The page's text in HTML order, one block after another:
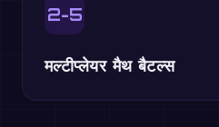
2-5
मल्टीप्लेयर मैथ बैटल्स